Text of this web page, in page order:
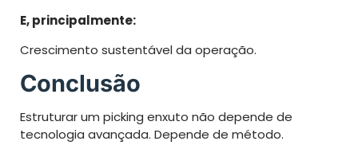
E, principalmente:
Crescimento sustentável da operação.
Conclusão
Estruturar um picking enxuto não depende de
tecnologia avançada. Depende de método.